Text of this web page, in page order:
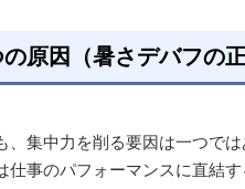
原因（暑さデバフの
、集中力を削る要因は一つで
仕事のパフォーマンスに直結